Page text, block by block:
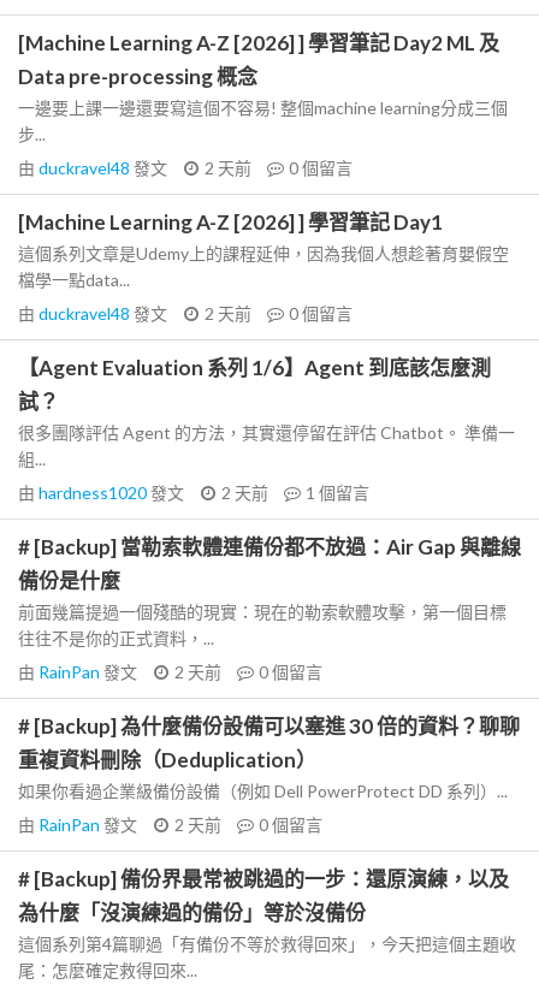
[Machine Learning A-Z [2026] ] 學習筆記 Day2 ML 及
Data pre-processing 概念
一邊要上課一邊還要寫這個不容易! 整個machine learning分成三個
步...
由 duckravel48 發文 2 天前 0個留言
[Machine Learning A-Z [2026] ] 學習筆記 Day1
這個系列文章是Udemy上的課程延伸，因為我個人想趁著育嬰假空
檔學一點data...
由 duckravel48 發文 2 天前 0個留言
【Agent Evaluation 系列 1/6】Agent 到底該怎麼測
試？
很多團隊評估 Agent 的方法，其實還停留在評估 Chatbot。 準備一
組...
由 hardness1020發文 2 天前 1 個留言
# [Backup] 當勒索軟體連備份都不放過：Air Gap 與離線
備份是什麼
前面幾篇提過一個殘酷的現實：現在的勒索軟體攻擊，第一個目標
往往不是你的正式資料，...
由 RainPan 發文 2 天前 0個留言
# [Backup] 為什麼備份設備可以塞進 30 倍的資料？聊聊
重複資料刪除（Deduplication）
如果你看過企業級備份設備（例如 Dell PowerProtect DD 系列）...
由 RainPan 發文 2 天前 0個留言
# [Backup] 備份界最常被跳過的一步：還原演練，以及
為什麼「沒演練過的備份」等於沒備份
這個系列第4篇聊過「有備份不等於救得回來」，今天把這個主題收
尾：怎麼確定救得回來...